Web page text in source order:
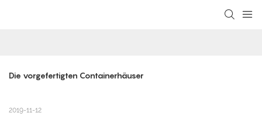
Die vorgefertigten Containerhäuser
2019-11-12